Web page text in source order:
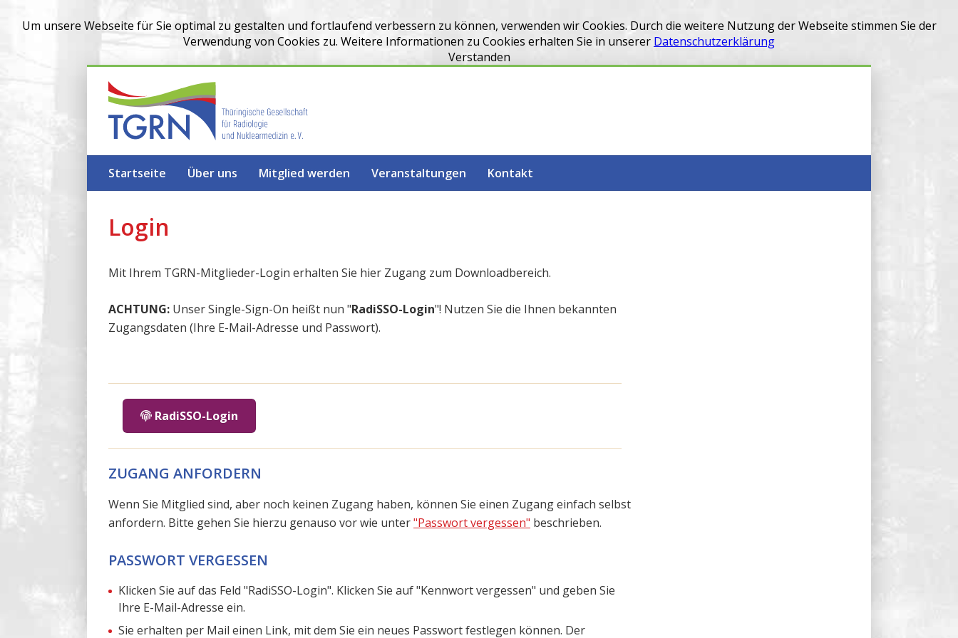
Um unsere Webseite für Sie optimal zu gestalten und fortlaufend verbessern zu können, verwenden wir Cookies. Durch die weitere Nutzung der Webseite stimmen Sie der
Verwendung von Cookies zu. Weitere Informationen zu Cookies erhalten Sie in unserer Datenschutzerklärung
Verstanden
Startseite Über uns Mitglied werden Veranstaltungen Kontakt
Login
Mit Ihrem TGRN-Mitglieder-Login erhalten Sie hier Zugang zum Downloadbereich.
ACHTUNG: Unser Single-Sign-On heißt nun "RadiSSO-Login"! Nutzen Sie die Ihnen bekannten
Zugangsdaten (Ihre E-Mail-Adresse und Passwort).
RadiSSO-Login
ZUGANG ANFORDERN
Wenn Sie Mitglied sind, aber noch keinen Zugang haben, können Sie einen Zugang einfach selbst
anfordern. Bitte gehen Sie hierzu genauso vor wie unter"Passwort vergessen" beschrieben.
PASSWORT VERGESSEN
Klicken Sie auf das Feld "RadiSSO-Login". Klicken Sie auf "Kennwort vergessen" und geben Sie
Ihre E-Mail-Adresse ein.
Sie erhalten per Mail einen Link, mit dem Sie ein neues Passwort festlegen können. Der